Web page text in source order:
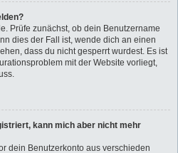
Prüfe zunächst, ob dein Benutzername
dies der Fall ist, wende dich an einen
dass du nicht gesperrt wurdest. Es ist
mit der Website vorliegt,
kann mich aber nicht mehr
dein Benutzerkonto aus verschieden